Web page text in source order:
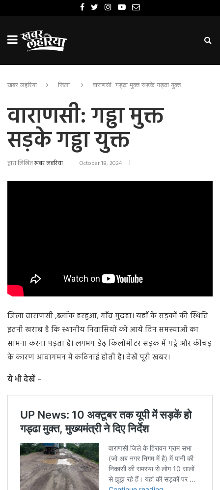
खबर लहरिया जिला वाराणसी: गड्ढा मुक्त सड़के गड्ढा युक्त
वाराणसी: गड्ढा मुक्त
सड़के गड्ढा युक्त
द्वारा लिखितखबर लहरिया October 18, 2024
जिला वाराणसी ,ब्लॉक हरहुआ, गाँव मुदहा। यहाँ के सड़कों की स्थिति
इतनी खराब है कि स्थानीय निवासियों को आये दिन समस्याओं का
सामना करना पड़ता है। लगभग डेढ़ किलोमीटर सड़क में गड्ढे और कीचड़
के कारण आवागमन में कठिनाई होती है। देखें पूरी खबर।
ये भी देखें –